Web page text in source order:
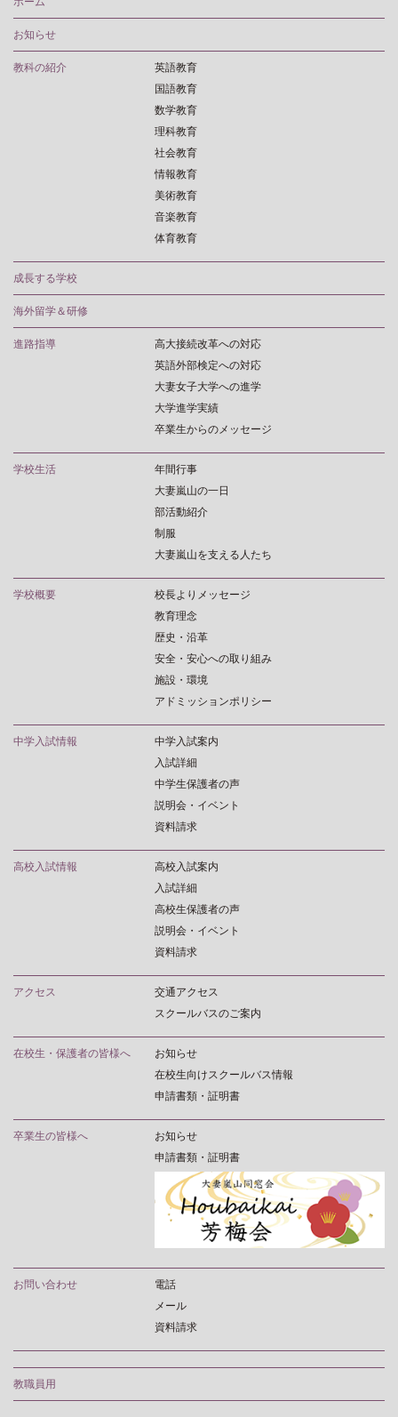
お知らせ
教科の紹介
英語教育
国語教育
数学教育
理科教育
社会教育
情報教育
美術教育
音楽教育
体育教育
成長する学校
海外留学＆研修
進路指導
高大接続改革への対応
英語外部検定への対応
大妻女子大学への進学
大学進学実績
卒業生からのメッセージ
学校生活
年間行事
大妻嵐山の一日
部活動紹介
制服
大妻嵐山を支える人たち
学校概要
校長よりメッセージ
教育理念
歴史・沿革
安全・安心への取り組み
施設・環境
アドミッションポリシー
中学入試情報
中学入試案内
入試詳細
中学生保護者の声
説明会・イベント
資料請求
高校入試情報
高校入試案内
入試詳細
高校生保護者の声
説明会・イベント
資料請求
アクセス
交通アクセス
スクールバスのご案内
在校生・保護者の皆様へ
お知らせ
在校生向けスクールバス情報
申請書類・証明書
卒業生の皆様へ
お知らせ
申請書類・証明書
お問い合わせ
電話
メール
資料請求
教職員用